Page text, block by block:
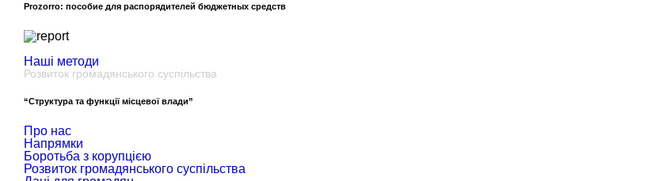
Prozorro: пособие для распорядителей бюджетных средств
Наші методи
Розвиток громадянського суспільства
“Структура та функції місцевої влади”
Про нас
Напрямки
Боротьба з корупцією
Розвиток громадянського суспільства